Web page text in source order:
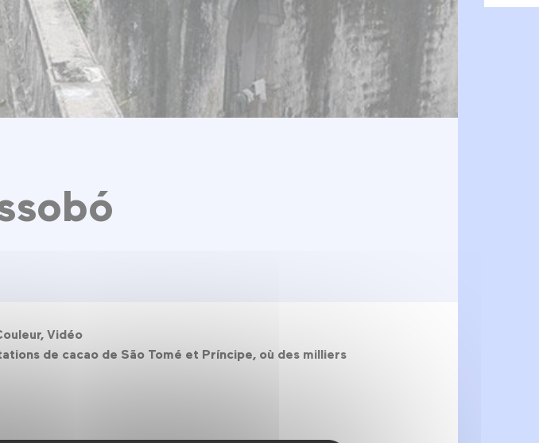
Vidéo
de cacao de São Tomé et Príncipe, où des milliers